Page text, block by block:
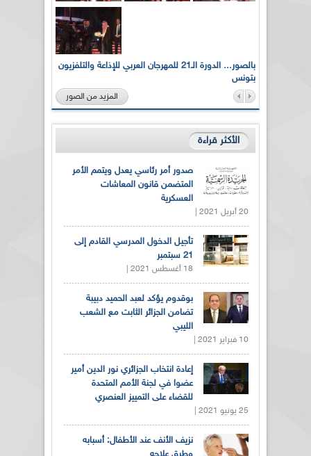
بالصور... الدورة الـ21 للمهرجان العربي للإذاعة والتلفزيون
بتونس
المزيد من الصور
الأكثر قراءة
صدور أمر رئاسي يعدل ويتمم الأمر
المتضمن قانون المعاشات
العسكرية
20 أبريل 2021 |
تأجيل الدخول المدرسي القادم إلى
21 سبتمبر
18 أغسطس 2021 |
بوقدوم يؤكد لعبد الحميد دبيبة
تضامن الجزائر الثابت مع الشعب
الليبي
10 فبراير 2021 |
إعادة انتخاب الجزائري نور الدين أمير
عضوا في لجنة الأمم المتحدة
للقضاء على التمييز العنصري
25 يونيو 2021 |
نزيف الأنف عند الأطفال: أسبابه